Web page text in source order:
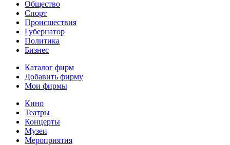
Общество
Спорт
Происшествия
Губернатор
Политика
Бизнес
Каталог фирм
Добавить фирму
Мои фирмы
Кино
Театры
Концерты
Музеи
Мероприятия